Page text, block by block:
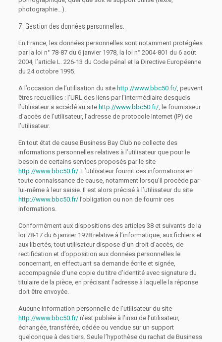
photographie…).
7. Gestion des données personnelles.
En France, les données personnelles sont notamment protégées
par la loi n° 78-87 du 6 janvier 1978, la loi n° 2004-801 du 6 août
2004, l’article L. 226-13 du Code pénal et la Directive Européenne
du 24 octobre 1995.
A l’occasion de l’utilisation du site http://www.bbc50.fr/, peuvent
êtres recueillies : l’URL des liens par l’intermédiaire desquels
l’utilisateur a accédé au site http://www.bbc50.fr/, le fournisseur
d’accès de l’utilisateur, l’adresse de protocole Internet (IP) de
l’utilisateur.
En tout état de cause Business Bay Club ne collecte des
informations personnelles relatives à l’utilisateur que pour le
besoin de certains services proposés par le site
http://www.bbc50.fr/. L’utilisateur fournit ces informations en
toute connaissance de cause, notamment lorsqu’il procède par
lui-même à leur saisie. Il est alors précisé à l’utilisateur du site
http://www.bbc50.fr/l’obligation ou non de fournir ces
informations.
Conformément aux dispositions des articles 38 et suivants de la
loi 78-17 du 6 janvier 1978 relative à l’informatique, aux fichiers et
aux libertés, tout utilisateur dispose d’un droit d’accès, de
rectification et d’opposition aux données personnelles le
concernant, en effectuant sa demande écrite et signée,
accompagnée d’une copie du titre d’identité avec signature du
titulaire de la pièce, en précisant l’adresse à laquelle la réponse
doit être envoyée.
Aucune information personnelle de l’utilisateur du site
http://www.bbc50.fr/n’est publiée à l’insu de l’utilisateur,
échangée, transférée, cédée ou vendue sur un support
quelconque à des tiers. Seule l’hypothèse du rachat de Business